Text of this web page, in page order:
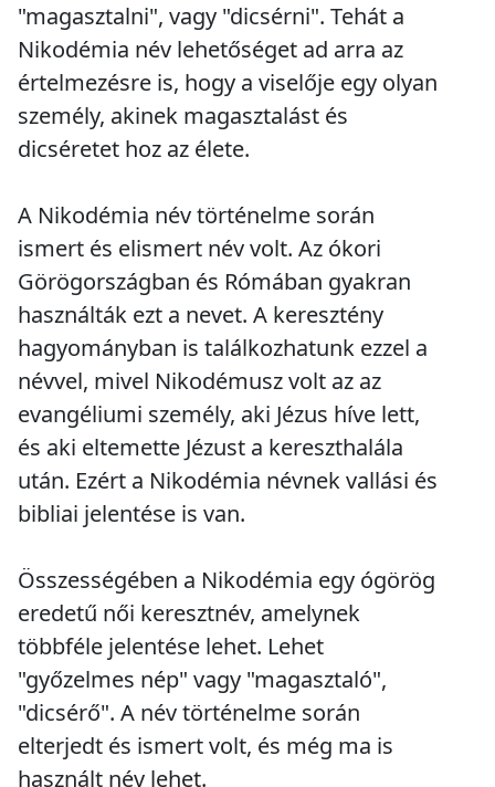
"magasztalni", vagy "dicsérni". Tehát a
Nikodémia név lehetőséget ad arra az
értelmezésre is, hogy a viselője egy olyan
személy, akinek magasztalást és
dicséretet hoz az élete.
A Nikodémia név történelme során
ismert és elismert név volt. Az ókori
Görögországban és Rómában gyakran
használták ezt a nevet. A keresztény
hagyományban is találkozhatunk ezzel a
névvel, mivel Nikodémusz volt az az
evangéliumi személy, aki Jézus híve lett,
és aki eltemette Jézust a kereszthalála
után. Ezért a Nikodémia névnek vallási és
bibliai jelentése is van.
Összességében a Nikodémia egy ógörög
eredetű női keresztnév, amelynek
többféle jelentése lehet. Lehet
"győzelmes nép" vagy "magasztaló",
"dicsérő". A név történelme során
elterjedt és ismert volt, és még ma is
használt név lehet.